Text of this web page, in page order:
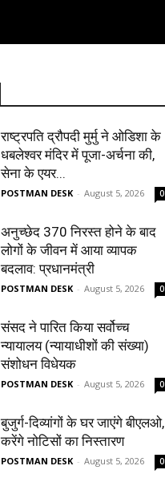
राष्ट्रपति द्रौपदी मुर्मु ने ओडिशा के
धबलेश्वर मंदिर में पूजा-अर्चना की,
सेना के एयर...
POSTMAN DESK - August 5, 2026 0
अनुच्छेद 370 निरस्त होने के बाद
लोगों के जीवन में आया व्यापक
बदलाव: प्रधानमंत्री
POSTMAN DESK - August 5, 2026 0
संसद ने पारित किया सर्वोच्च
न्यायालय (न्यायाधीशों की संख्या)
संशोधन विधेयक
POSTMAN DESK - August 5, 2026 0
बुजुर्ग-दिव्यांगों के घर जाएंगे बीएलओ,
करेंगे नोटिसों का निस्तारण
POSTMAN DESK - August 5, 2026 0